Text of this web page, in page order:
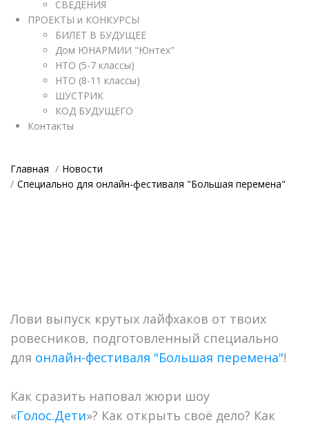
СВЕДЕНИЯ
ПРОЕКТЫ и КОНКУРСЫ
БИЛЕТ В БУДУЩЕЕ
Дом ЮНАРМИИ "Юнтех"
НТО (5-7 классы)
НТО (8-11 классы)
ШУСТРИК
КОД БУДУЩЕГО
Контакты
Главная
Новости
Cпециально для онлайн-фестиваля "Большая перемена"
Лови выпуск крутых лайфхаков от твоих
ровесников, подготовленный специально
для онлайн-фестиваля "Большая перемена"!
Как сразить наповал жюри шоу
«Голос.Дети»? Как открыть своё дело? Как